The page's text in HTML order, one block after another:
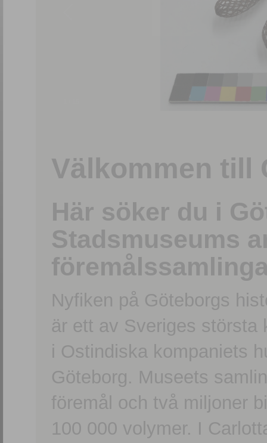
Välkommen till
Här söker du i
Stadsmuseums
Nyfiken på Göteborgs
är ett av Sveriges största
i Ostindiska kompaniets
Göteborg. Museets
föremål och två miljoner
100 000 volymer. I